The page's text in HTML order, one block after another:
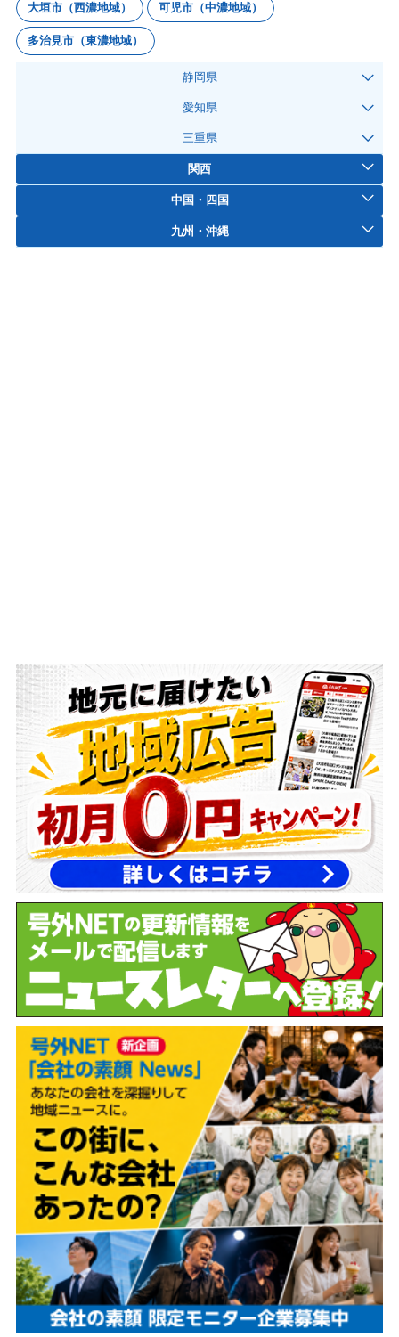
大垣市（西濃地域） 可児市（中濃地域）
多治見市（東濃地域）
静岡県
愛知県
三重県
関西
中国・四国
九州・沖縄